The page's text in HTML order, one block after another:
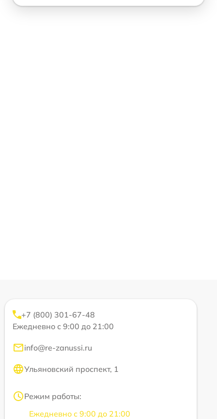
+7 (800) 301-67-48
Ежедневно с 9:00 до 21:00
info@re-zanussi.ru
Ульяновский проспект, 1
Режим работы:
Ежедневно с 9:00 до 21:00